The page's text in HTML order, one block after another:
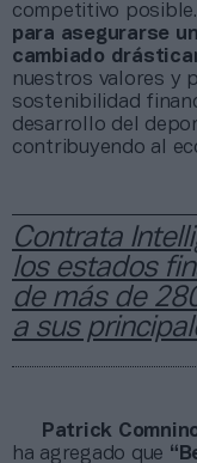
competitivo
para asegurarse
cambiado
nuestros valores y
sostenibilidad
desarrollo del
contribuyendo al
Contrata
los estados
de más de
a sus
Patrick
ha agregado que